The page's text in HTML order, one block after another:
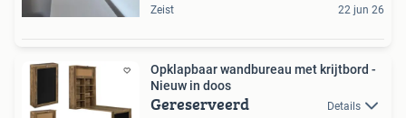
Zeist 22 jun 26
Opklapbaar wandbureau met krijtbord -
Nieuw in doos
Gereserveerd Details